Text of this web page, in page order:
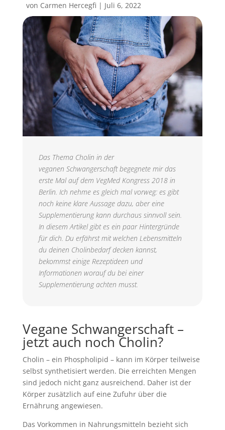
von Carmen Hercegfi | Juli 6, 2022
Das Thema Cholin in der
veganen Schwangerschaft begegnete mir das
erste Mal auf dem VegMed Kongress 2018 in
Berlin. Ich nehme es gleich mal vorweg: es gibt
noch keine klare Aussage dazu, aber eine
Supplementierung kann durchaus sinnvoll sein.
In diesem Artikel gibt es ein paar Hintergründe
für dich. Du erfährst mit welchen Lebensmitteln
du deinen Cholinbedarf decken kannst,
bekommst einige Rezeptideen und
Informationen worauf du bei einer
Supplementierung achten musst.
Vegane Schwangerschaft –
jetzt auch noch Cholin?
Cholin – ein Phospholipid – kann im Körper teilweise
selbst synthetisiert werden. Die erreichten Mengen
sind jedoch nicht ganz ausreichend. Daher ist der
Körper zusätzlich auf eine Zufuhr über die
Ernährung angewiesen.
Das Vorkommen in Nahrungsmitteln bezieht sich